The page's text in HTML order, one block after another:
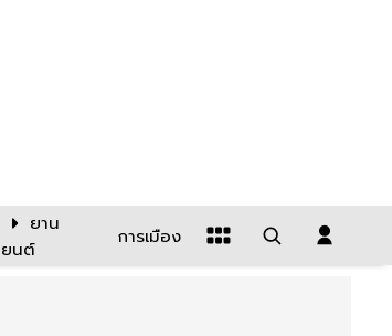
ยาน
ยนต์
การเมือง